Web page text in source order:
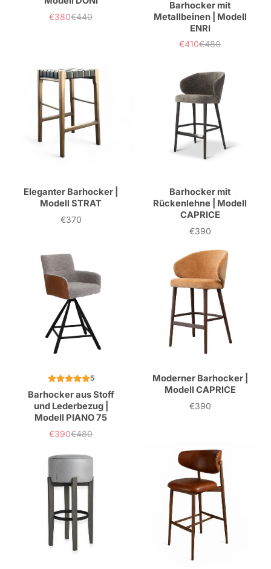
Verkaufspreis
€380Normaler
€440
Barhocker mit
Metallbeinen | Modell
ENRI
Verkaufspreis
€410Normaler
€480
Eleganter Barhocker |
Modell STRAT
Preis
€370
Barhocker mit
Rückenlehne | Modell
CAPRICE
Preis
€390
5
Barhocker aus Stoff
und Lederbezug |
Modell PIANO 75
Verkaufspreis
€390Normaler
€480
Moderner Barhocker |
Modell CAPRICE
Preis
€390